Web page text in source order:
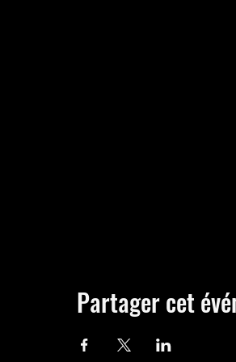
Partager cet